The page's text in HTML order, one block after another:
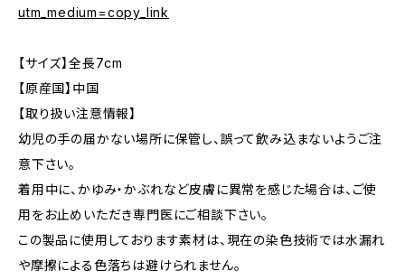
utm_medium=copy_link
【サイズ】全長7cm
【原産国】中国
【取り扱い注意情報】
幼児の手の届かない場所に保管し、誤って飲み込まないようご注
意下さい。
着用中に、かゆみ・かぶれなど皮膚に異常を感じた場合は、ご使
用をお止めいただき専門医にご相談下さい。
この製品に使用しております素材は、現在の染色技術では水漏れ
や摩擦による色落ちは避けられません。